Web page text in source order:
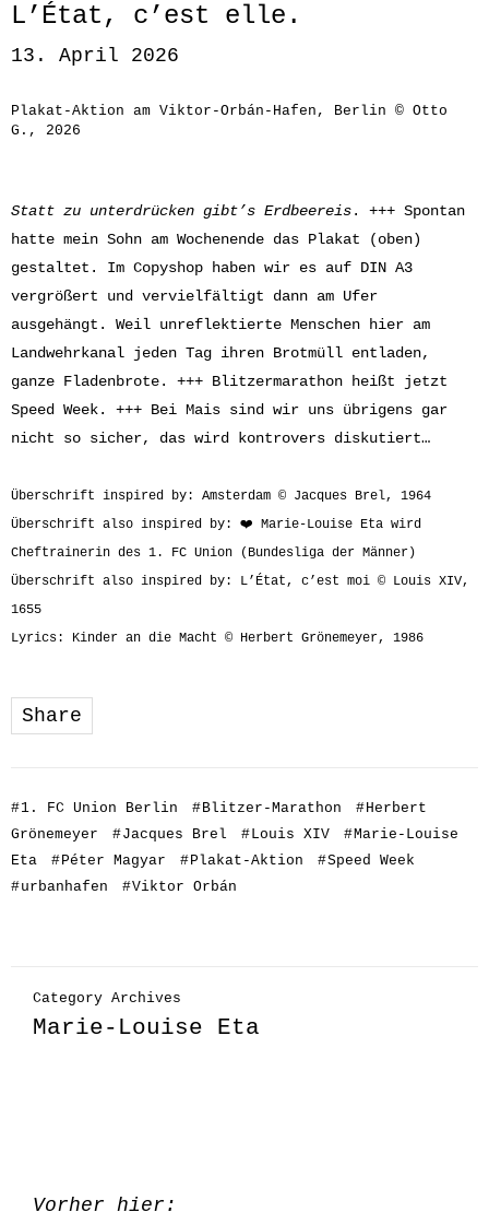
L’État, c’est elle.
13. April 2026
Plakat-Aktion am Viktor-Orbán-Hafen, Berlin © Otto
G., 2026
Statt zu unterdrücken gibt’s Erdbeereis. +++ Spontan
hatte mein Sohn am Wochenende das Plakat (oben)
gestaltet. Im Copyshop haben wir es auf DIN A3
vergrößert und vervielfältigt dann am Ufer
ausgehängt. Weil unreflektierte Menschen hier am
Landwehrkanal jeden Tag ihren Brotmüll entladen,
ganze Fladenbrote. +++ Blitzermarathon heißt jetzt
Speed Week. +++ Bei Mais sind wir uns übrigens gar
nicht so sicher, das wird kontrovers diskutiert…
Überschrift inspired by: Amsterdam © Jacques Brel, 1964
Überschrift also inspired by: ❤️ Marie-Louise Eta wird
Cheftrainerin des 1. FC Union (Bundesliga der Männer)
Überschrift also inspired by: L’État, c’est moi © Louis XIV,
1655
Lyrics: Kinder an die Macht © Herbert Grönemeyer, 1986
Share
#1. FC Union Berlin #Blitzer-Marathon #Herbert
Grönemeyer
#Jacques Brel #Louis XIV #Marie-Louise
Eta
#Péter Magyar #Plakat-Aktion #Speed Week
#urbanhafen #Viktor Orbán
Category Archives
Marie-Louise Eta
Vorher hier: